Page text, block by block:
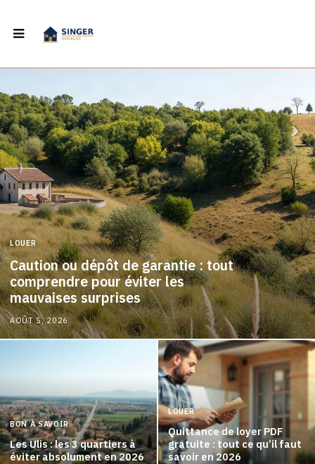
LOUER
Caution ou dépôt de garantie : tout
comprendre pour éviter les
mauvaises surprises
AOÛT 5, 2026
BON À SAVOIR
Les Ulis : les 3 quartiers à
éviter absolument en 2026
LOUER
Quittance de loyer PDF
gratuite : tout ce qu’il faut
savoir en 2026